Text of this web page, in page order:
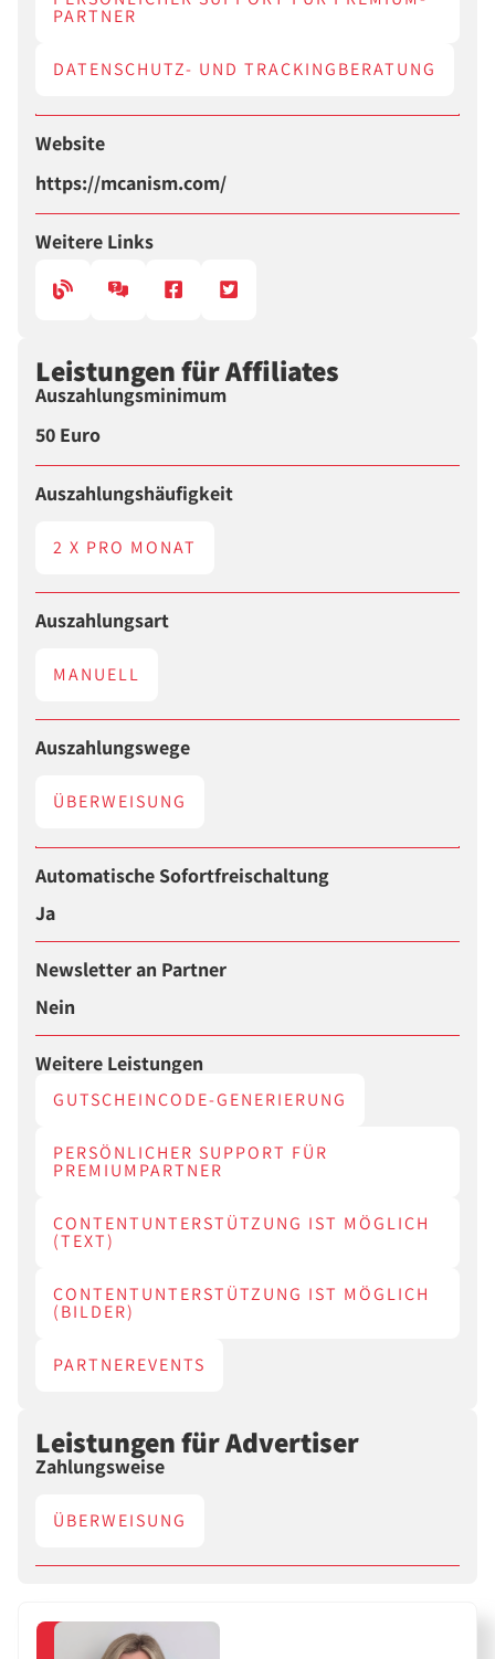
PARTNER
DATENSCHUTZ- UND TRACKINGBERATUNG
Website
https://mcanism.com/
Weitere Links
Leistungen für Affiliates
Auszahlungsminimum
50 Euro
Auszahlungshäufigkeit
2 X PRO MONAT
Auszahlungsart
MANUELL
Auszahlungswege
ÜBERWEISUNG
Automatische Sofortfreischaltung
Ja
Newsletter an Partner
Nein
Weitere Leistungen
GUTSCHEINCODE-GENERIERUNG
PERSÖNLICHER SUPPORT FÜR
PREMIUMPARTNER
CONTENTUNTERSTÜTZUNG IST MÖGLICH
(TEXT)
CONTENTUNTERSTÜTZUNG IST MÖGLICH
(BILDER)
PARTNEREVENTS
Leistungen für Advertiser
Zahlungsweise
ÜBERWEISUNG